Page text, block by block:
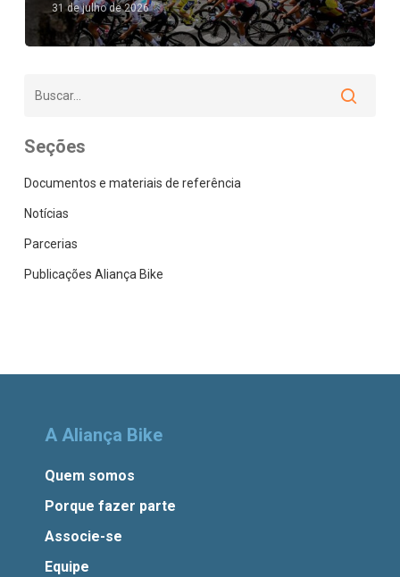
31 de julho de 2026
Seções
Documentos e materiais de referência
Notícias
Parcerias
Publicações Aliança Bike
A Aliança Bike
Quem somos
Porque fazer parte
Associe-se
Equipe